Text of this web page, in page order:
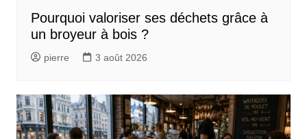
Pourquoi valoriser ses déchets grâce à
un broyeur à bois ?
pierre 3 août 2026